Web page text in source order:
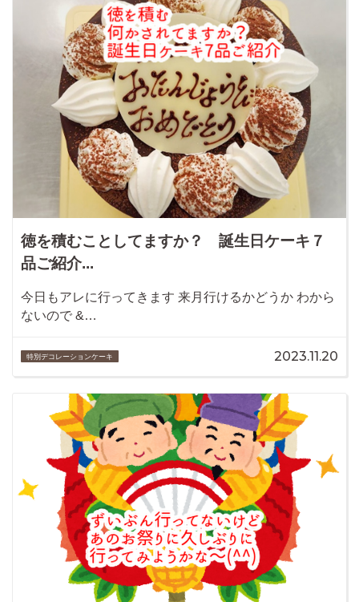
徳を積むことしてますか？ 誕生日ケーキ７
品ご紹介...
今日もアレに行ってきます 来月行けるかどうか わから
ないので &…
特別デコレーションケーキ 2023.11.20